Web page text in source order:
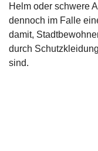
Helm oder schwere
dennoch im Falle
damit,
durch
sind.